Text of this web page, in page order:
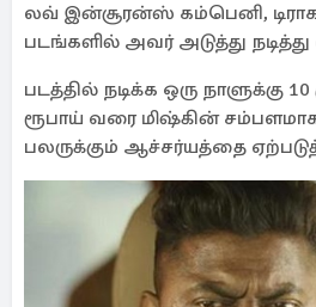
லவ் இன்சூரன்ஸ் கம்பெனி,
படங்களில் அவர் அடுத்து நடித்து
படத்தில் நடிக்க ஒரு நாளுக்கு
ரூபாய் வரை மிஷ்கின் சம்பளமாக
பலருக்கும் ஆச்சர்யத்தை